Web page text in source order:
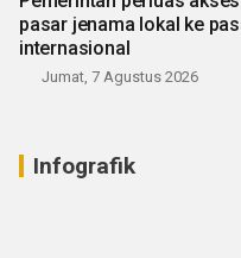
pasar jenama lokal ke
internasional
Jumat, 7 Agustus 2026
Infografik